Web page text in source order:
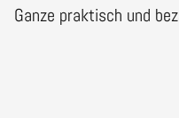
Ganze praktisch und